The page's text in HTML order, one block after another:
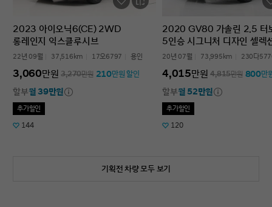
2023 아이오닉6(CE) 2WD
롱레인지 익스클루시브
22년 09월 37,516km 17오6797 용인
3,060만원 3,270만원 210만원 할인
할부월 39만원
추가할인
144
2020 GV80 가솔린 2.5 터
5인승 시그니처 디자인 셀
20년 07월 73,995km 230다
4,015만원 4,815만원 800만
할부월 52만원
추가할인
120
기획전 차량 모두 보기